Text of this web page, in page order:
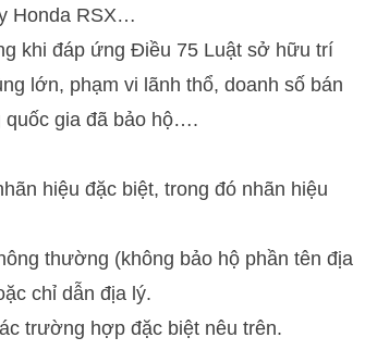
Honda RSX…
khi đáp ứng Điều 75 Luật sở hữu trí
lớn, phạm vi lãnh thổ, doanh số bán
quốc gia đã bảo hộ….
hiệu đặc biệt, trong đó nhãn hiệu
thường (không bảo hộ phần tên địa
chỉ dẫn địa lý.
trường hợp đặc biệt nêu trên.